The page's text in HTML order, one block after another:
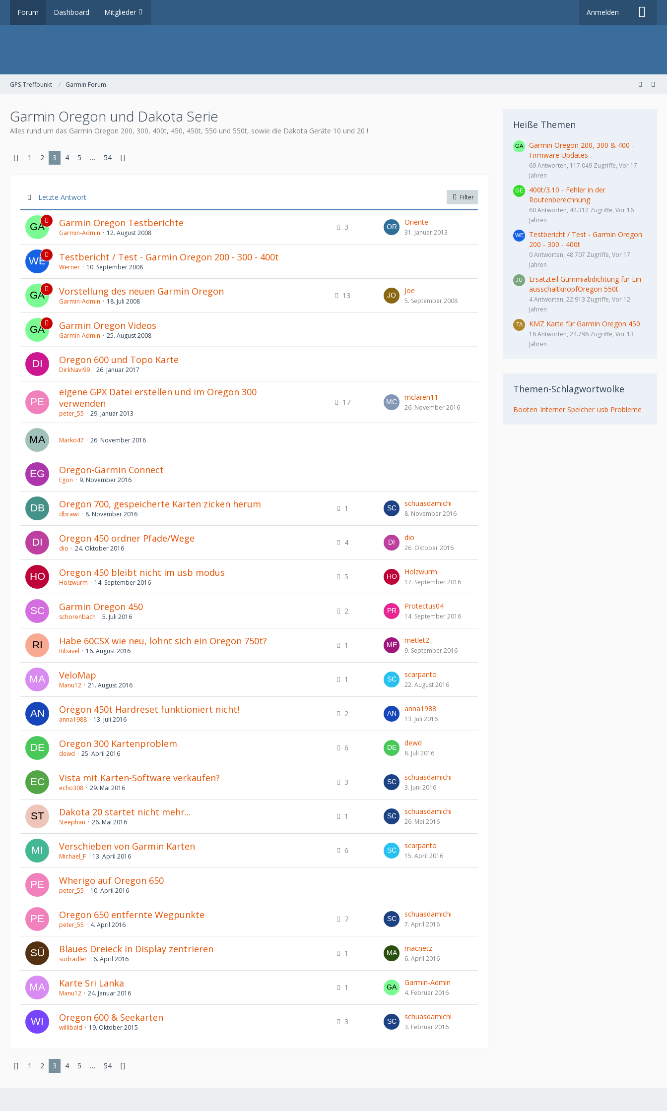
Forum Dashboard Mitglieder Anmelden
GPS-Treffpunkt Garmin Forum
Garmin Oregon und Dakota Serie
Alles rund um das Garmin Oregon 200, 300, 400t, 450, 450t, 550 und 550t, sowie die Dakota Geräte 10 und 20 !
1 2 3 4 5 … 54
Letzte Antwort Filter
Garmin Oregon Testberichte
Garmin-Admin 12. August 2008
3
Oriente
31. Januar 2013
Testbericht / Test - Garmin Oregon 200 - 300 - 400t
Werner 10. September 2008
Vorstellung des neuen Garmin Oregon
Garmin-Admin 18. Juli 2008
13
Joe
5. September 2008
Garmin Oregon Videos
Garmin-Admin 25. August 2008
Oregon 600 und Topo Karte
DirkNavi99 26. Januar 2017
eigene GPX Datei erstellen und im Oregon 300
verwenden
peter_55 29. Januar 2013
17
mclaren11
26. November 2016
Marko47 26. November 2016
Oregon-Garmin Connect
Egon 9. November 2016
Oregon 700, gespeicherte Karten zicken herum
dbrawi 8. November 2016
1
schuasdamichi
8. November 2016
Oregon 450 ordner Pfade/Wege
dio 24. Oktober 2016
4
dio
26. Oktober 2016
Oregon 450 bleibt nicht im usb modus
Holzwurm 14. September 2016
5
Holzwurm
17. September 2016
Garmin Oregon 450
schorenbach 5. Juli 2016
2
Protectus04
14. September 2016
Habe 60CSX wie neu, lohnt sich ein Oregon 750t?
Ribavel 16. August 2016
1
metlet2
9. September 2016
VeloMap
Manu12 21. August 2016
1
scarpanto
22. August 2016
Oregon 450t Hardreset funktioniert nicht!
anna1988 13. Juli 2016
2
anna1988
13. Juli 2016
Oregon 300 Kartenproblem
dewd 25. April 2016
6
dewd
8. Juli 2016
Vista mit Karten-Software verkaufen?
echo308 29. Mai 2016
3
schuasdamichi
3. Juni 2016
Dakota 20 startet nicht mehr...
Steephan 26. Mai 2016
1
schuasdamichi
26. Mai 2016
Verschieben von Garmin Karten
Michael_F 13. April 2016
6
scarpanto
15. April 2016
Wherigo auf Oregon 650
peter_55 10. April 2016
Oregon 650 entfernte Wegpunkte
peter_55 4. April 2016
7
schuasdamichi
7. April 2016
Blaues Dreieck in Display zentrieren
südradler 6. April 2016
1
macnetz
6. April 2016
Karte Sri Lanka
Manu12 24. Januar 2016
1
Garmin-Admin
4. Februar 2016
Oregon 600 & Seekarten
willibald 19. Oktober 2015
3
schuasdamichi
3. Februar 2016
1 2 3 4 5 … 54
Heiße Themen
Garmin Oregon 200, 300 & 400 -
Firmware Updates
69 Antworten, 117.049 Zugriffe, Vor 17
Jahren
400t/3.10 - Fehler in der
Routenberechnung
60 Antworten, 44.312 Zugriffe, Vor 16
Jahren
Testbericht / Test - Garmin Oregon
200 - 300 - 400t
0 Antworten, 48.707 Zugriffe, Vor 17
Jahren
Ersatzteil Gummiabdichtung für Ein-
ausschaltknopfOregon 550t
4 Antworten, 22.913 Zugriffe, Vor 12
Jahren
KMZ Karte für Garmin Oregon 450
16 Antworten, 24.796 Zugriffe, Vor 13
Jahren
Themen-Schlagwortwolke
Booten Interner Speicher usb Probleme